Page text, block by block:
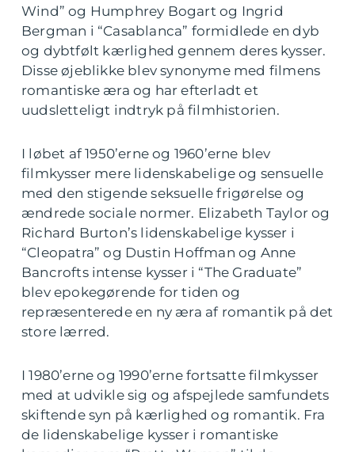
Wind” og Humphrey Bogart og Ingrid
Bergman i “Casablanca” formidlede en dyb
og dybtfølt kærlighed gennem deres kysser.
Disse øjeblikke blev synonyme med filmens
romantiske æra og har efterladt et
uudsletteligt indtryk på filmhistorien.
I løbet af 1950’erne og 1960’erne blev
filmkysser mere lidenskabelige og sensuelle
med den stigende seksuelle frigørelse og
ændrede sociale normer. Elizabeth Taylor og
Richard Burton’s lidenskabelige kysser i
“Cleopatra” og Dustin Hoffman og Anne
Bancrofts intense kysser i “The Graduate”
blev epokegørende for tiden og
repræsenterede en ny æra af romantik på det
store lærred.
I 1980’erne og 1990’erne fortsatte filmkysser
med at udvikle sig og afspejlede samfundets
skiftende syn på kærlighed og romantik. Fra
de lidenskabelige kysser i romantiske